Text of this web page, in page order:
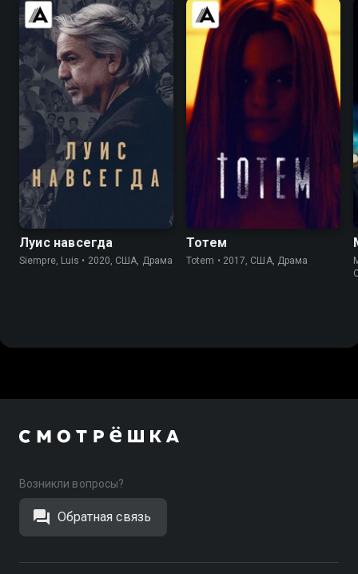
6.7
Луис навсегда
Siempre, Luis • 2020, США, Драма
4.5
Тотем
Totem • 2017, США, Драма
Возникли вопросы?
Обратная связь